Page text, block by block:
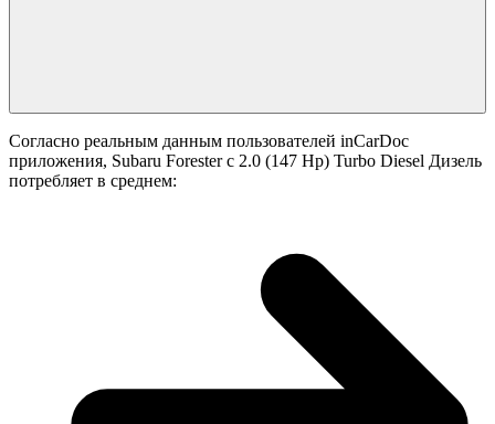
Согласно реальным данным пользователей inCarDoc
приложения, Subaru Forester с 2.0 (147 Hp) Turbo Diesel Дизель
потребляет в среднем: